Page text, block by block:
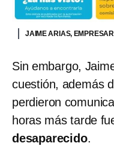
JAIME ARIAS,
Sin embargo,
cuestión, además
perdieron
horas más tarde
desaparecido.